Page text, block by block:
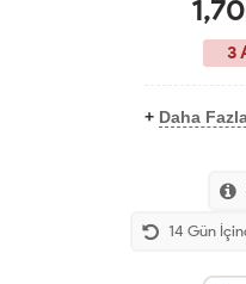
3
+ Daha
14 Gün